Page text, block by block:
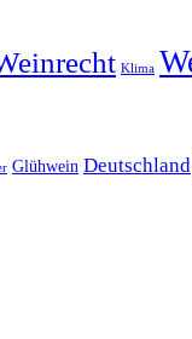
Klima
Glühwein Deutschland